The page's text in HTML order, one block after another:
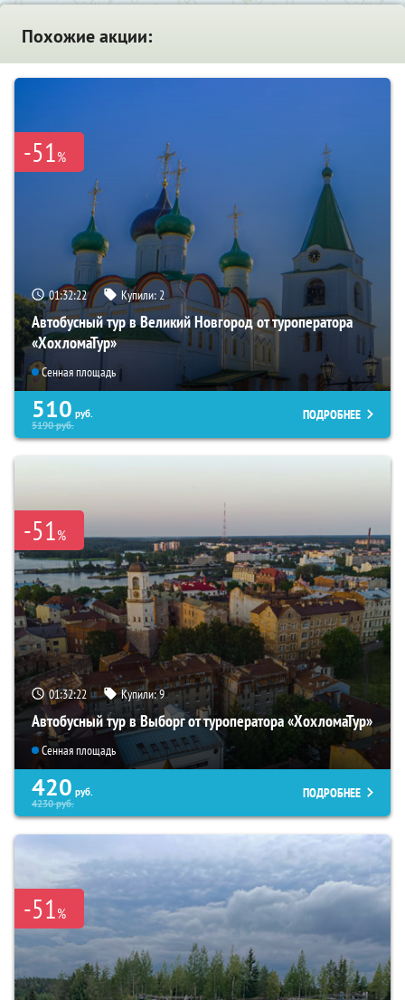
Похожие акции:
-51%
01:32:20 Купили:2
Автобусный тур в Великий Новгород от туроператора
«ХохломаТур»
Сенная площадь
510 руб.
5190руб.
ПОДРОБНЕЕ
-51%
01:32:20 Купили:9
Автобусный тур в Выборг от туроператора «ХохломаТур»
Сенная площадь
420 руб.
4230руб.
ПОДРОБНЕЕ
-51%